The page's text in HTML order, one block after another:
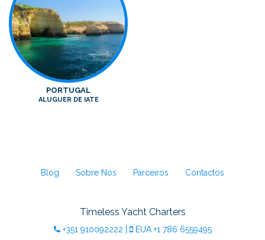
PORTUGAL
ALUGUER DE IATE
Blog Sobre Nós Parceiros Contactos
Timeless Yacht Charters
+351 910092222 EUA+1 786 6559495